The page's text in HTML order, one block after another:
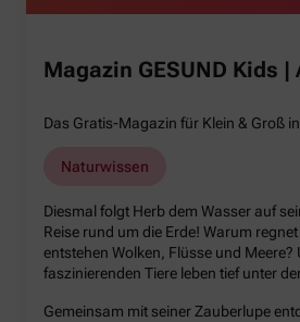
Magazin GESUND Kids |
Das Gratis-Magazin für Klein & Groß
Naturwissen
Diesmal folgt Herb dem Wasser auf
Reise rund um die Erde! Warum
entstehen Wolken, Flüsse und Meere?
faszinierenden Tiere leben tief unter
Gemeinsam mit seiner Zauberlupe